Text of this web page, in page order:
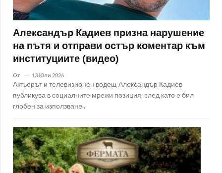
Александър Кадиев призна нарушение
на пътя и отправи остър коментар към
институциите (видео)
От 13 Юли 2026
Актьорът и телевизионен водещ Александър Кадиев
публикува в социалните мрежи позиция, след като е бил
глобен за използване..